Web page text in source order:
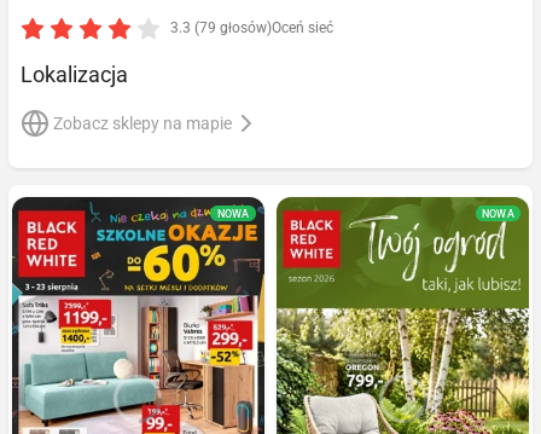
3.3 (79 głosów)Oceń sieć
Lokalizacja
Zobacz sklepy na mapie
NOWA NOWA